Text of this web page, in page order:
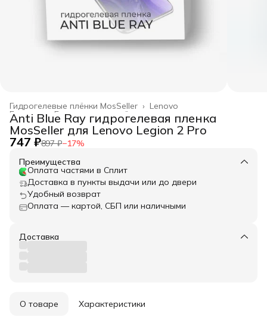
Lenovo
Гидрогелевые плёнки MosSeller ›
Гидрогелевые плёнки ›
Главная ›
Anti Blue Ray гидрогелевая пленка
MosSeller для Lenovo Legion 2 Pro
747 ₽897 ₽−17%
Преимущества
Оплата частями в Сплит
Доставка в пункты выдачи или до двери
Удобный возврат
Оплата — картой, СБП или наличными
Доставка
О товаре Характеристики